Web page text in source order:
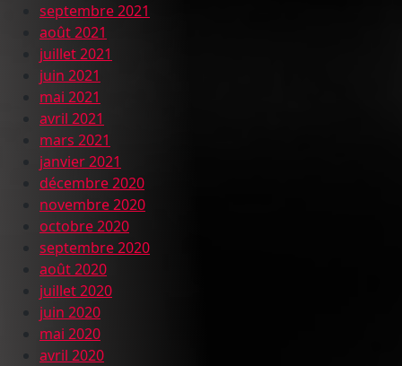
septembre 2021
août 2021
juillet 2021
juin 2021
mai 2021
avril 2021
mars 2021
janvier 2021
décembre 2020
novembre 2020
octobre 2020
septembre 2020
août 2020
juillet 2020
juin 2020
mai 2020
avril 2020